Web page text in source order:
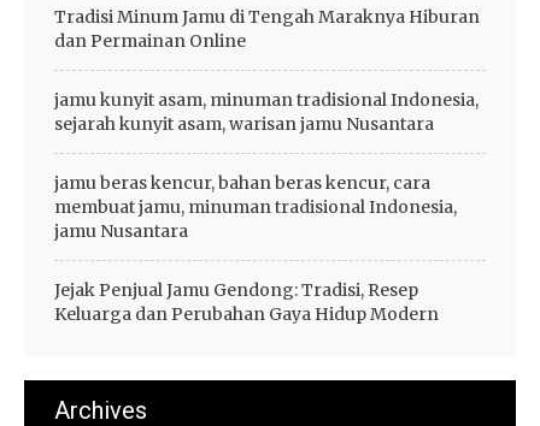
Tradisi Minum Jamu di Tengah Maraknya Hiburan
dan Permainan Online
jamu kunyit asam, minuman tradisional Indonesia,
sejarah kunyit asam, warisan jamu Nusantara
jamu beras kencur, bahan beras kencur, cara
membuat jamu, minuman tradisional Indonesia,
jamu Nusantara
Jejak Penjual Jamu Gendong: Tradisi, Resep
Keluarga dan Perubahan Gaya Hidup Modern
Archives